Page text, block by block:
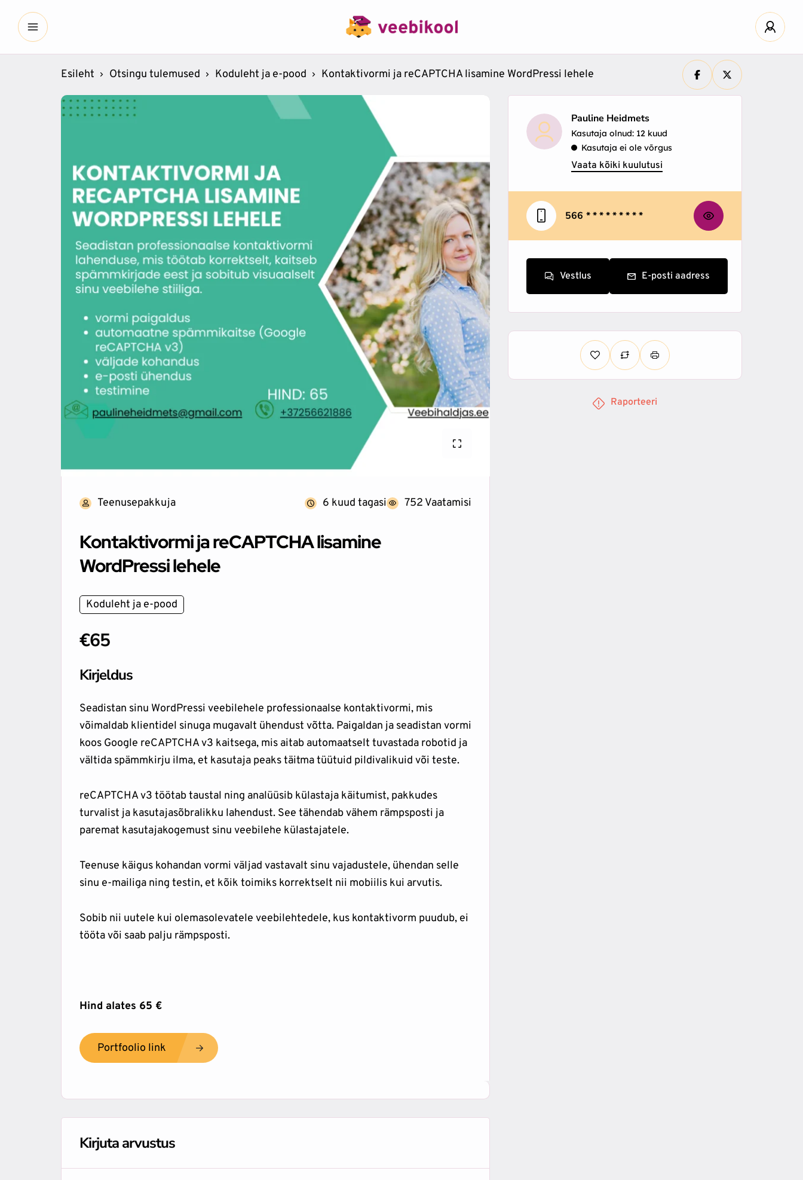
Esileht Otsingu tulemused Koduleht ja e-pood Kontaktivormi ja reCAPTCHA lisamine WordPressi lehele
Teenusepakkuja 6 kuud tagasi 752 Vaatamisi
Kontaktivormi ja reCAPTCHA lisamine
WordPressi lehele
Koduleht ja e-pood
€65
Kirjeldus
Seadistan sinu WordPressi veebilehele professionaalse kontaktivormi, mis
võimaldab klientidel sinuga mugavalt ühendust võtta. Paigaldan ja seadistan vormi
koos Google reCAPTCHA v3 kaitsega, mis aitab automaatselt tuvastada robotid ja
vältida spämmkirju ilma, et kasutaja peaks täitma tüütuid pildivalikuid või teste.
reCAPTCHA v3 töötab taustal ning analüüsib külastaja käitumist, pakkudes
turvalist ja kasutajasõbralikku lahendust. See tähendab vähem rämpsposti ja
paremat kasutajakogemust sinu veebilehe külastajatele.
Teenuse käigus kohandan vormi väljad vastavalt sinu vajadustele, ühendan selle
sinu e-mailiga ning testin, et kõik toimiks korrektselt nii mobiilis kui arvutis.
Sobib nii uutele kui olemasolevatele veebilehtedele, kus kontaktivorm puudub, ei
tööta või saab palju rämpsposti.
Hind alates 65 €
Portfoolio link
Kirjuta arvustus
Pauline Heidmets
Kasutaja olnud: 12 kuud
Kasutaja ei ole võrgus
Vaata kõiki kuulutusi
566 * * * * * * * * *
Vestlus E-posti aadress
Raporteeri